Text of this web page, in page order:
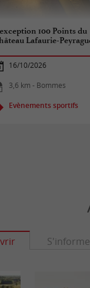
100 Points du
Lafaurie-
16/10/2026
3,6 km - Bommes
Evènements sportifs